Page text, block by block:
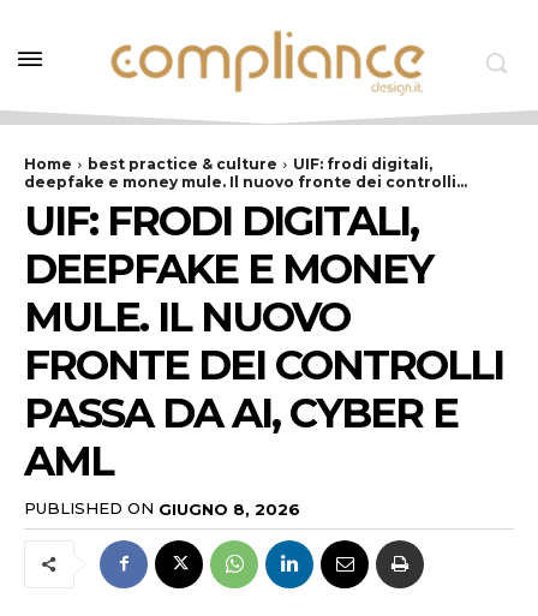
Home best practice & culture
UIF: frodi digitali,
deepfake e money mule. Il nuovo fronte dei controlli...
UIF: FRODI DIGITALI,
DEEPFAKE E MONEY
MULE. IL NUOVO
FRONTE DEI CONTROLLI
PASSA DA AI, CYBER E
AML
PUBLISHED ON GIUGNO 8, 2026